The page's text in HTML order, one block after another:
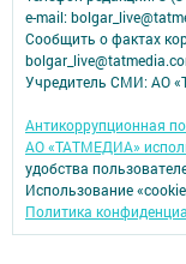
e-mail:
Сообщить о фактах
Учредитель СМИ: АО
Антикоррупционная
АО «ТАТМЕДИА»
удобства
Использование
Политика